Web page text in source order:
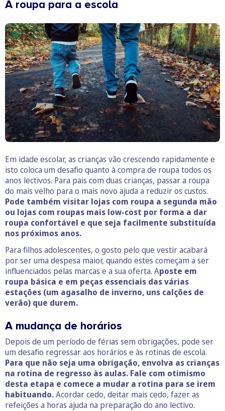
A roupa para a escola
Em idade escolar, as crianças vão crescendo rapidamente e
isto coloca um desafio quanto à compra de roupa todos os
anos lectivos. Para pais com duas crianças, passar a roupa
do mais velho para o mais novo ajuda a reduzir os custos.
Pode também visitar lojas com roupa a segunda mão
ou lojas com roupas mais low-cost por forma a dar
roupa confortável e que seja facilmente substituída
nos próximos anos.
Para filhos adolescentes, o gosto pelo que vestir acabará
por ser uma despesa maior, quando estes começam a ser
influenciados pelas marcas e a sua oferta. Aposte em
roupa básica e em peças essenciais das várias
estações (um agasalho de inverno, uns calções de
verão) que durem.
A mudança de horários
Depois de um período de férias sem obrigações, pode ser
um desafio regressar aos horários e às rotinas de escola.
Para que não seja uma obrigação, envolva as crianças
na rotina de regresso às aulas. Fale com otimismo
desta etapa e comece a mudar a rotina para se irem
habituando.Acordar cedo, deitar mais cedo, fazer as
refeições a horas ajuda na preparação do ano lectivo.